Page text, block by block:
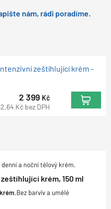
nám, rádi poradíme.
zeštíhlující krém -
2 399 Kč
Kč bez DPH
a noční tělový krém.
krém, 150 ml
Bez barviv a umělé